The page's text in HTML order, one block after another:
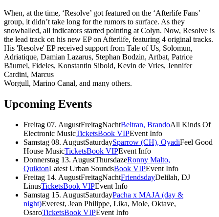
When, at the time, ‘Resolve’ got featured on the ‘Afterlife Fans’
group, it didn’t take long for the rumors to surface. As they
snowballed, all indicators started pointing at Colyn. Now, Resolve is
the lead track on his new EP on Afterlife, featuring 4 original tracks.
His 'Resolve' EP received support from Tale of Us, Solomun,
Adriatique, Damian Lazarus, Stephan Bodzin, Artbat, Patrice
Bäumel, Fideles, Konstantin Sibold, Kevin de Vries, Jennifer
Cardini, Marcus
Worgull, Marino Canal, and many others.
Upcoming Events
Freitag 07. AugustFreitagNachtBeltran, BrandoAll Kinds Of
Electronic MusicTicketsBook VIPEvent Info
Samstag 08. AugustSaturdaySparrow (CH), OyadiFeel Good
House MusicTicketsBook VIPEvent Info
Donnerstag 13. AugustThursdazeRonny Malto,
QuiktonLatest Urban SoundsBook VIPEvent Info
Freitag 14. AugustFreitagNachtFriendsdayDelilah, DJ
LinusTicketsBook VIPEvent Info
Samstag 15. AugustSaturdayPacha x MAJA (day &
night)Everest, Jean Philippe, Lika, Mole, Oktave,
OsaroTicketsBook VIPEvent Info